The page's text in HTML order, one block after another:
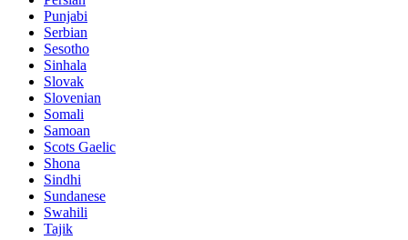
Punjabi
Serbian
Sesotho
Sinhala
Slovak
Slovenian
Somali
Samoan
Scots Gaelic
Shona
Sindhi
Sundanese
Swahili
Tajik